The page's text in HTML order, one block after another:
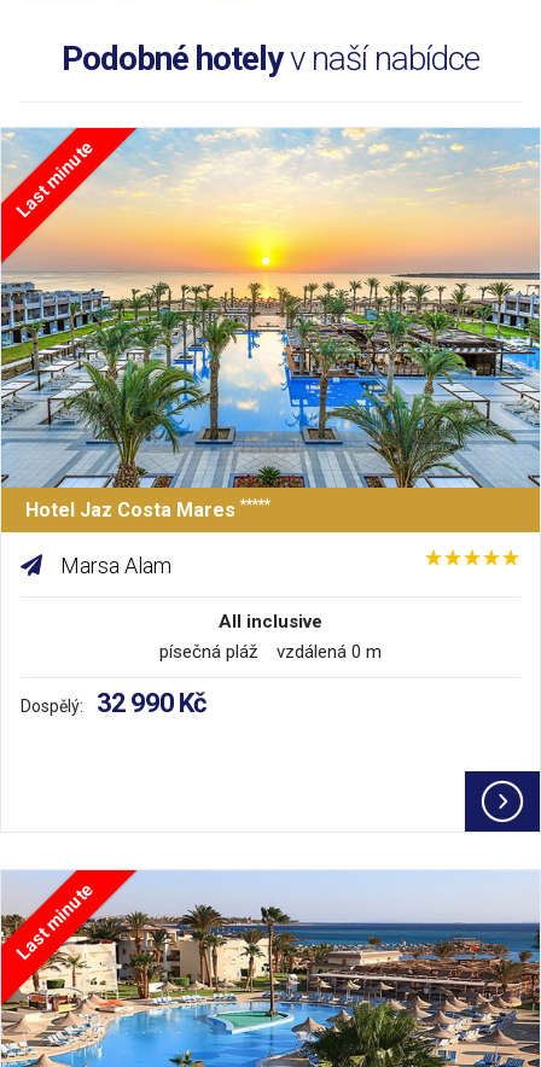
Podobné hotelyv naší nabídce
Last minute
Hotel Jaz Costa Mares *****
Marsa Alam
All inclusive
písečná pláž vzdálená 0 m
Dospělý: 32 990 Kč
Last minute